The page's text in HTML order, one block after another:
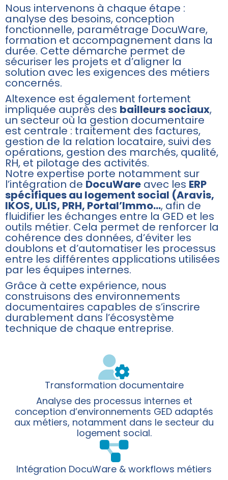
Nous intervenons à chaque étape :
analyse des besoins, conception
fonctionnelle, paramétrage DocuWare,
formation et accompagnement dans la
durée. Cette démarche permet de
sécuriser les projets et d’aligner la
solution avec les exigences des métiers
concernés.
Altexence est également fortement
impliquée auprès des bailleurs sociaux,
un secteur où la gestion documentaire
est centrale : traitement des factures,
gestion de la relation locataire, suivi des
opérations, gestion des marchés, qualité,
RH, et pilotage des activités.
Notre expertise porte notamment sur
l’intégration de DocuWare avec les ERP
spécifiques au logement social (Aravis,
IKOS, ULIS, PRH, Portal’Immo…, afin de
fluidifier les échanges entre la GED et les
outils métier. Cela permet de renforcer la
cohérence des données, d’éviter les
doublons et d’automatiser les processus
entre les différentes applications utilisées
par les équipes internes.
Grâce à cette expérience, nous
construisons des environnements
documentaires capables de s’inscrire
durablement dans l’écosystème
technique de chaque entreprise.
Transformation documentaire
Analyse des processus internes et
conception d’environnements GED adaptés
aux métiers, notamment dans le secteur du
logement social.
Intégration DocuWare & workflows métiers